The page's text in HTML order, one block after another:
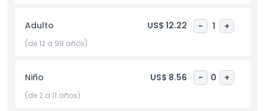
ambiente pacífico que se siente como entrar en la
naturaleza. Más allá del simple turismo, el Parque de Aves
de Penang ofrece una experiencia educativa para todas las
de aves y la diversa vida silvestre de Malasia. Ya seas un
entusiasta de la observación de aves, una familia
buscando un día divertido o simplemente quieras explorar
Adulto US$ 12.22 - 1 +
(de 12 a 99 años)
Niño US$ 8.56 - 0 +
(de 2 a 11 años)